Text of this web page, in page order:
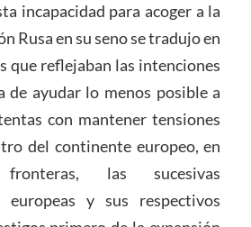
incapacidad para acoger a la
Rusa en su seno se tradujo en
que reflejaban las intenciones
de ayudar lo menos posible a
con mantener tensiones
del continente europeo, en
las sucesivas
europeas y sus respectivos